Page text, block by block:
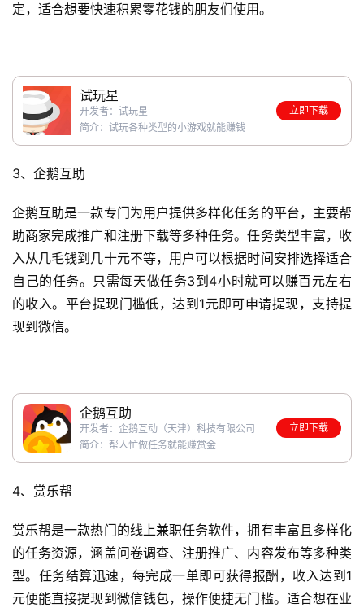
定，适合想要快速积累零花钱的朋友们使用。
试玩星
开发者：试玩星
简介：试玩各种类型的小游戏就能赚钱
立即下载
3、企鹅互助
企鹅互助是一款专门为用户提供多样化任务的平台，主要帮
助商家完成推广和注册下载等多种任务。任务类型丰富，收
入从几毛钱到几十元不等，用户可以根据时间安排选择适合
自己的任务。只需每天做任务3到4小时就可以赚百元左右
的收入。平台提现门槛低，达到1元即可申请提现，支持提
现到微信。
企鹅互助
开发者：企鹅互动（天津）科技有限公司
简介：帮人忙做任务就能赚赏金
立即下载
4、赏乐帮
赏乐帮是一款热门的线上兼职任务软件，拥有丰富且多样化
的任务资源，涵盖问卷调查、注册推广、内容发布等多种类
型。任务结算迅速，每完成一单即可获得报酬，收入达到1
元便能直接提现到微信钱包，操作便捷无门槛。适合想在业